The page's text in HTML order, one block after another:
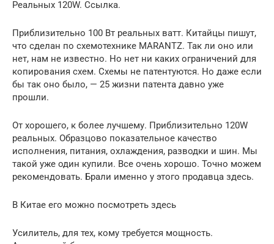
Реальных 120W. Ссылка.
Приблизительно 100 Вт реальных ватт. Китайцы пишут,
что сделан по схемотехнике MARANTZ. Так ли оно или
нет, нам не известно. Но нет ни каких ограничений для
копирования схем. Схемы не патентуются. Но даже если
бы так оно было, — 25 жизни патента давно уже
прошли.
От хорошего, к более лучшему. Приблизительно 120W
реальных. Образцово показательное качество
исполнения, питания, охлаждения, разводки и шин. Мы
такой уже один купили. Все очень хорошо. Точно можем
рекомендовать. Брали именно у этого продавца здесь.
В Китае его можно посмотреть здесь
Усилитель, для тех, кому требуется мощность.